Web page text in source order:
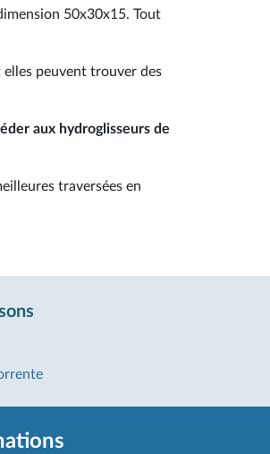
50x30x15. Tout
elles peuvent trouver des
aux hydroglisseurs de
traversées en